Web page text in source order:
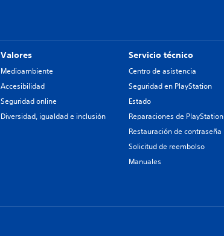
Valores
Medioambiente
Accesibilidad
Seguridad online
Diversidad, igualdad e inclusión
Servicio técnico
Centro de asistencia
Seguridad en PlayStation
Estado
Reparaciones de PlayStation
Restauración de contraseña
Solicitud de reembolso
Manuales